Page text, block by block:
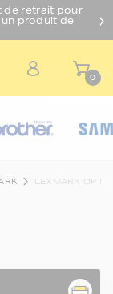
de retrait pour
produit de
0
LEXMARK